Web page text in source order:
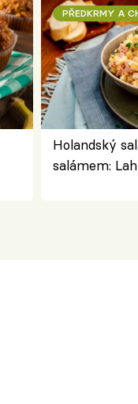
PŘEDKRMY A
Holandský
salámem: